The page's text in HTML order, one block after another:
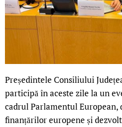
Președintele Consiliului
participă în aceste zile la un
cadrul Parlamentul
finanțărilor europene și